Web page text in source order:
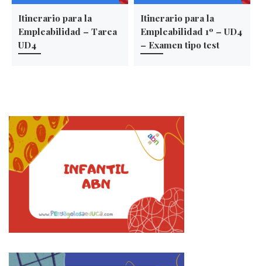
Itinerario para la
Empleabilidad – Tarea
UD4
Itinerario para la
Empleabilidad 1º – UD4
– Examen tipo test